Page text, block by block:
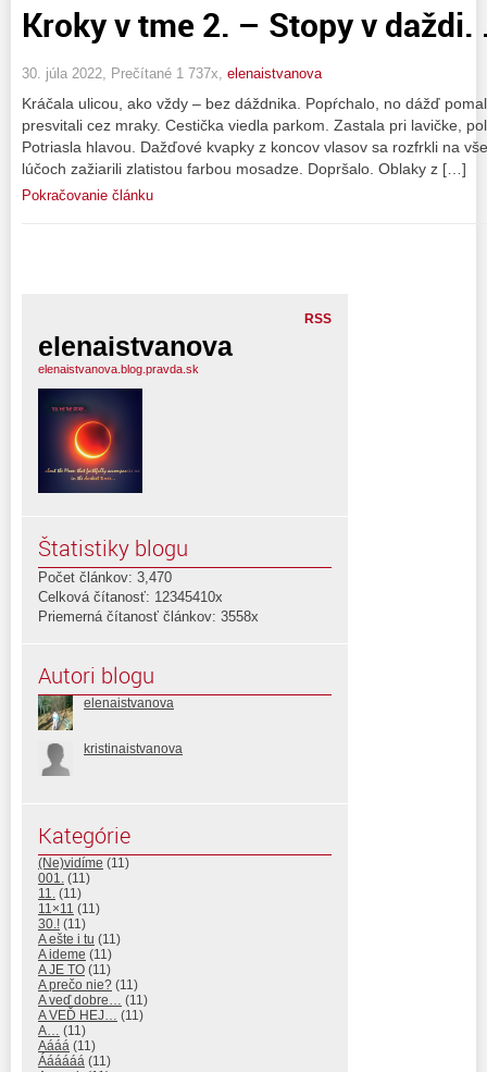
Kroky v tme 2. – Stopy v daždi.
30. júla 2022, Prečítané 1 737x, elenaistvanova
Kráčala ulicou, ako vždy – bez dáždnika. Popŕchalo, no dážď
presvitali cez mraky. Cestička viedla parkom. Zastala pri lavičke,
Potriasla hlavou. Dažďové kvapky z koncov vlasov sa rozfrkli na
lúčoch zažiarili zlatistou farbou mosadze. Dopršalo. Oblaky z […]
Pokračovanie článku
RSS
elenaistvanova
elenaistvanova.blog.pravda.sk
Štatistiky blogu
Počet článkov: 3,470
Celková čítanosť: 12345410x
Priemerná čítanosť článkov: 3558x
Autori blogu
elenaistvanova
kristinaistvanova
Kategórie
(Ne)vidíme (11)
001. (11)
11. (11)
11×11 (11)
30.! (11)
A ešte i tu (11)
A ideme (11)
A JE TO (11)
A prečo nie? (11)
A veď dobre… (11)
A VEĎ HEJ… (11)
A… (11)
Aááá (11)
Áááááá (11)